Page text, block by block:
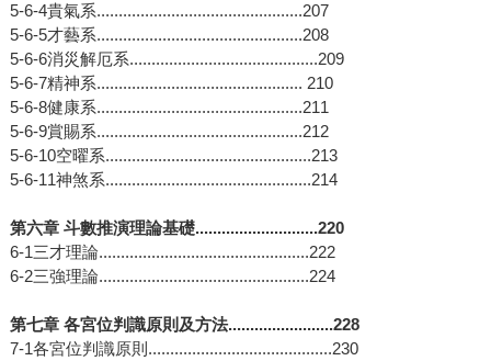
5-6-4貴氣系...............................................207
5-6-5才藝系...............................................208
5-6-6消災解厄系...........................................209
5-6-7精神系............................................... 210
5-6-8健康系...............................................211
5-6-9賞賜系...............................................212
5-6-10空曜系...............................................213
5-6-11神煞系...............................................214
第六章 斗數推演理論基礎............................220
6-1三才理論................................................222
6-2三強理論................................................224
第七章 各宮位判識原則及方法........................228
7-1各宮位判識原則..........................................230